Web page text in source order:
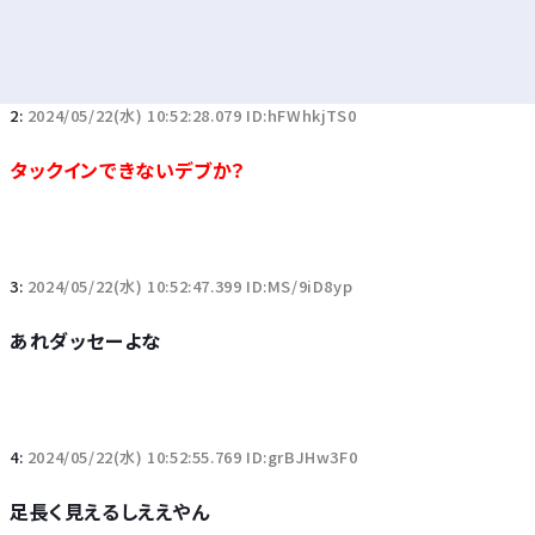
2: 2024/05/22(水) 10:52:28.079 ID:hFWhkjTS0
タックインできないデブか？
3: 2024/05/22(水) 10:52:47.399 ID:MS/9iD8yp
あれダッセーよな
4: 2024/05/22(水) 10:52:55.769 ID:grBJHw3F0
足長く見えるしええやん